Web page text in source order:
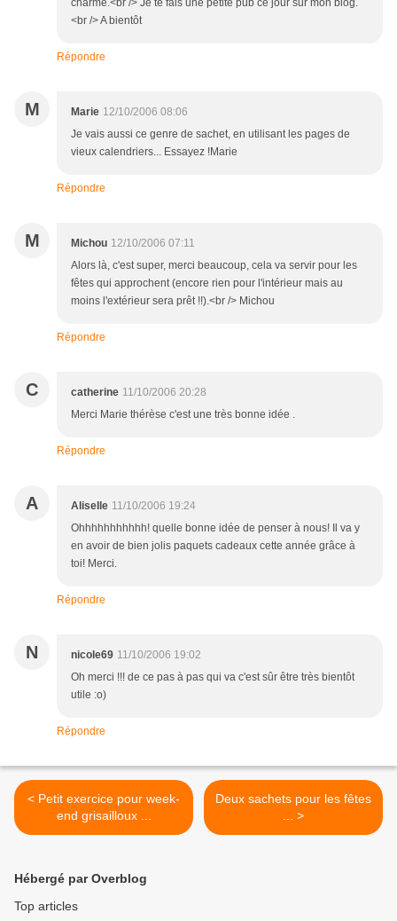
charme.<br /> Je te fais une petite pub ce jour sur mon blog.
<br /> A bientôt
Répondre
M Marie 12/10/2006 08:06
Je vais aussi ce genre de sachet, en utilisant les pages de
vieux calendriers... Essayez !Marie
Répondre
M Michou 12/10/2006 07:11
Alors là, c'est super, merci beaucoup, cela va servir pour les
fêtes qui approchent (encore rien pour l'intérieur mais au
moins l'extérieur sera prêt !!).<br /> Michou
Répondre
C catherine 11/10/2006 20:28
Merci Marie thérèse c'est une très bonne idée .
Répondre
A Aliselle 11/10/2006 19:24
Ohhhhhhhhhhh! quelle bonne idée de penser à nous! Il va y
en avoir de bien jolis paquets cadeaux cette année grâce à
toi! Merci.
Répondre
N nicole69 11/10/2006 19:02
Oh merci !!! de ce pas à pas qui va c'est sûr être très bientôt
utile :o)
Répondre
< Petit exercice pour week-
Deux sachets pour les fêtes
... >
Hébergé par Overblog
Top articles